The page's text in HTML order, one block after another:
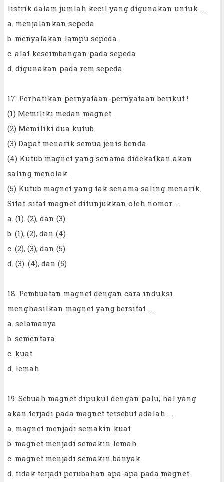
listrik dalam jumlah kecil yang digunakan untuk ....
a. menjalankan sepeda
b. menyalakan lampu sepeda
c. alat keseimbangan pada sepeda
d. digunakan pada rem sepeda
17. Perhatikan pernyataan-pernyataan berikut !
(1) Memiliki medan magnet.
(2) Memiliki dua kutub.
(3) Dapat menarik semua jenis benda.
(4) Kutub magnet yang senama didekatkan akan
saling menolak.
(5) Kutub magnet yang tak senama saling menarik.
Sifat-sifat magnet ditunjukkan oleh nomor ....
a. (1). (2), dan (3)
b. (1), (2), dan (4)
c. (2), (3), dan (5)
d. (3). (4), dan (5)
18. Pembuatan magnet dengan cara induksi
menghasilkan magnet yang bersifat ....
a. selamanya
b. sementara
c. kuat
d. lemah
19. Sebuah magnet dipukul dengan palu, hal yang
akan terjadi pada magnet tersebut adalah ....
a. magnet menjadi semakin kuat
b. magnet menjadi semakin lemah
c. magnet menjadi semakin banyak
d. tidak terjadi perubahan apa-apa pada magnet